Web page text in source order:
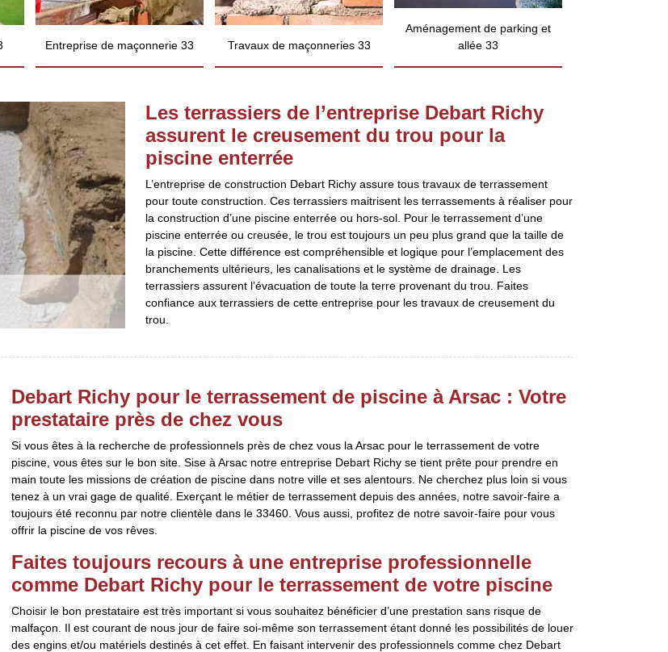
Entreprise de maçonnerie 33 Travaux de maçonneries 33
Aménagement de parking et
allée 33
Les terrassiers de l’entreprise Debart Richy
assurent le creusement du trou pour la
piscine enterrée
L’entreprise de construction Debart Richy assure tous travaux de terrassement
pour toute construction. Ces terrassiers maitrisent les terrassements à réaliser pour
la construction d’une piscine enterrée ou hors-sol. Pour le terrassement d’une
piscine enterrée ou creusée, le trou est toujours un peu plus grand que la taille de
la piscine. Cette différence est compréhensible et logique pour l’emplacement des
branchements ultérieurs, les canalisations et le système de drainage. Les
terrassiers assurent l’évacuation de toute la terre provenant du trou. Faites
confiance aux terrassiers de cette entreprise pour les travaux de creusement du
trou.
Debart Richy pour le terrassement de piscine à Arsac : Votre
prestataire près de chez vous
Si vous êtes à la recherche de professionnels près de chez vous la Arsac pour le terrassement de votre
piscine, vous êtes sur le bon site. Sise à Arsac notre entreprise Debart Richy se tient prête pour prendre en
main toute les missions de création de piscine dans notre ville et ses alentours. Ne cherchez plus loin si vous
tenez à un vrai gage de qualité. Exerçant le métier de terrassement depuis des années, notre savoir-faire a
toujours été reconnu par notre clientèle dans le 33460. Vous aussi, profitez de notre savoir-faire pour vous
offrir la piscine de vos rêves.
Faites toujours recours à une entreprise professionnelle
comme Debart Richy pour le terrassement de votre piscine
Choisir le bon prestataire est très important si vous souhaitez bénéficier d’une prestation sans risque de
malfaçon. Il est courant de nous jour de faire soi-même son terrassement étant donné les possibilités de louer
des engins et/ou matériels destinés à cet effet. En faisant intervenir des professionnels comme chez Debart